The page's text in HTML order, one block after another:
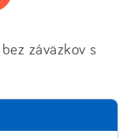
záväzkov s